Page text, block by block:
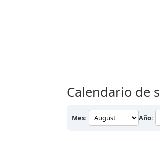
Calendario de
Mes: Año: